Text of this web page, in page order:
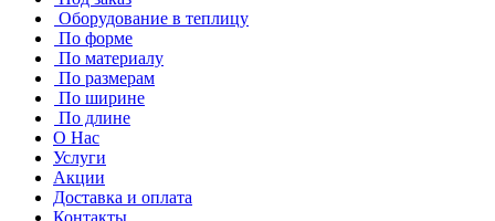
Оборудование в теплицу
По форме
По материалу
По размерам
По ширине
По длине
О Нас
Услуги
Акции
Доставка и оплата
Контакты